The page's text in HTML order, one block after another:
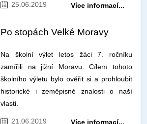
25.06.2019 Více informací...
Po stopách Velké Moravy
Na školní výlet letos žáci 7. ročníku
zamířili na jižní Moravu. Cílem tohoto
školního výletu bylo ověřit si a prohloubit
historické i zeměpisné znalosti o naší
vlasti.
21.06.2019 Více informací...